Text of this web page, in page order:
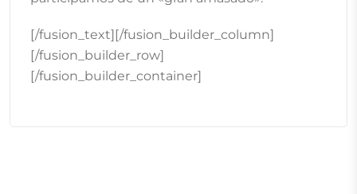
[/fusion_text][/fusion_builder_column]
[/fusion_builder_row]
[/fusion_builder_container]